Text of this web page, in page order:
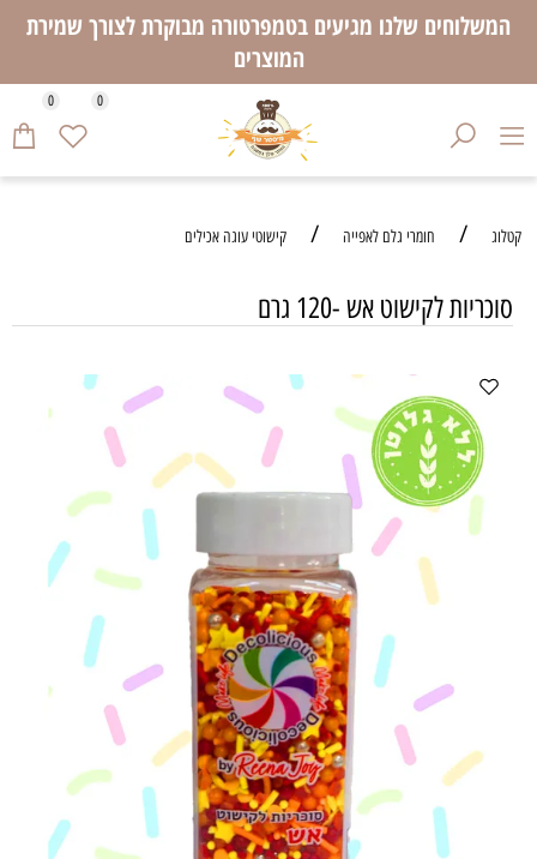
המשלוחים שלנו מגיעים בטמפרטורה מבוקרת לצורך שמירת
המוצרים
0 0
קטלוג / חומרי גלם לאפייה / קישוטי עוגה אכילים
סוכריות לקישוט אש -120 גרם